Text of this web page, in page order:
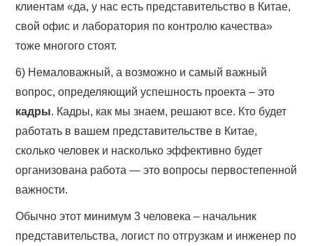
клиентам «да, у нас есть представительство в Китае,
свой офис и лаборатория по контролю качества»
тоже многого стоят.
6) Немаловажный, а возможно и самый важный
вопрос, определяющий успешность проекта – это
кадры. Кадры, как мы знаем, решают все. Кто будет
работать в вашем представительстве в Китае,
сколько человек и насколько эффективно будет
организована работа — это вопросы первостепенной
важности.
Обычно этот минимум 3 человека – начальник
представительства, логист по отгрузкам и инженер по